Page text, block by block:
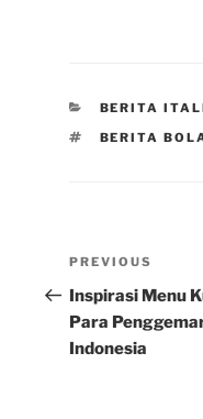
CATEGORIES
BERITA
TAGS
BERITA
Post
Previous
Post
PREVIOUS
Inspirasi Menu
Para
Indonesia